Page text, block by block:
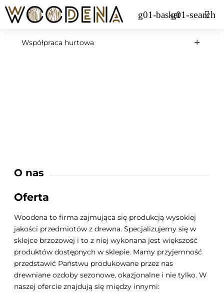
Współpraca hurtowa
O nas
Oferta
Woodena to firma zajmująca się produkcją wysokiej
jakości przedmiotów z drewna. Specjalizujemy się w
sklejce brzozowej i to z niej wykonana jest większość
produktów dostępnych w sklepie. Mamy przyjemność
przedstawić Państwu produkowane przez nas
drewniane ozdoby sezonowe, okazjonalne i nie tylko. W
naszej ofercie znajdują się między innymi: